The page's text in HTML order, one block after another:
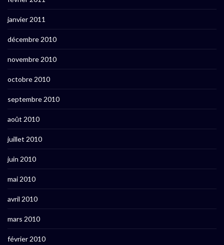
janvier 2011
décembre 2010
novembre 2010
octobre 2010
septembre 2010
août 2010
juillet 2010
juin 2010
mai 2010
avril 2010
mars 2010
février 2010